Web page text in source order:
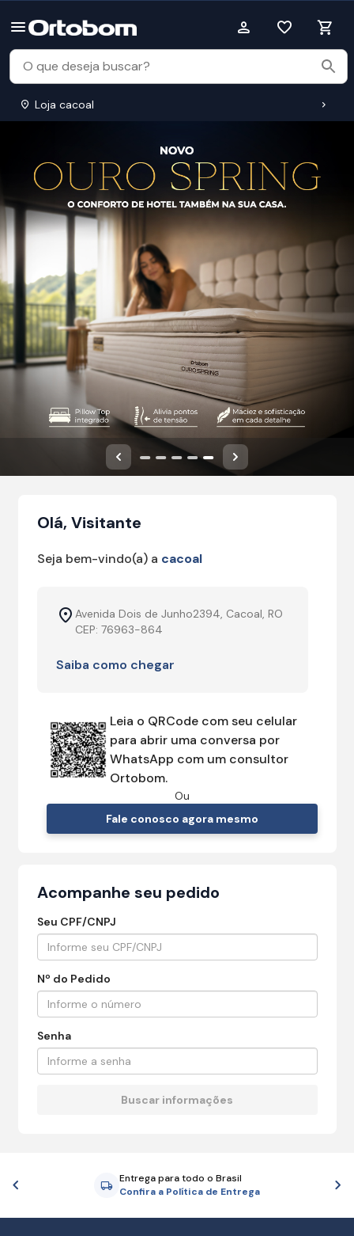
Loja cacoal
Anterior Próximo
Olá, Visitante
Seja bem-vindo(a) a cacoal
Avenida Dois de Junho2394, Cacoal, RO
CEP: 76963-864
Saiba como chegar
Leia o QRCode com seu celular
para abrir uma conversa por
WhatsApp com um consultor
Ortobom.
Ou
Fale conosco agora mesmo
Acompanhe seu pedido
Seu CPF/CNPJ
Nº do Pedido
Senha
Entrega para todo o Brasil
Confira a Política de Entrega
Anterior